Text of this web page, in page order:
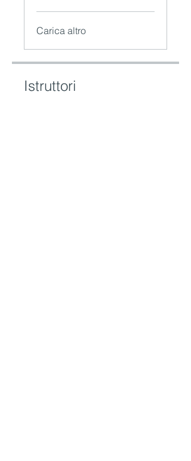
Carica altro
Istruttori